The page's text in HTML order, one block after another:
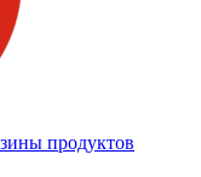
продуктов